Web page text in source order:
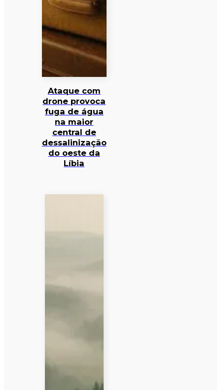
Ataque com
drone provoca
fuga de água
na maior
central de
dessalinização
do oeste da
Líbia